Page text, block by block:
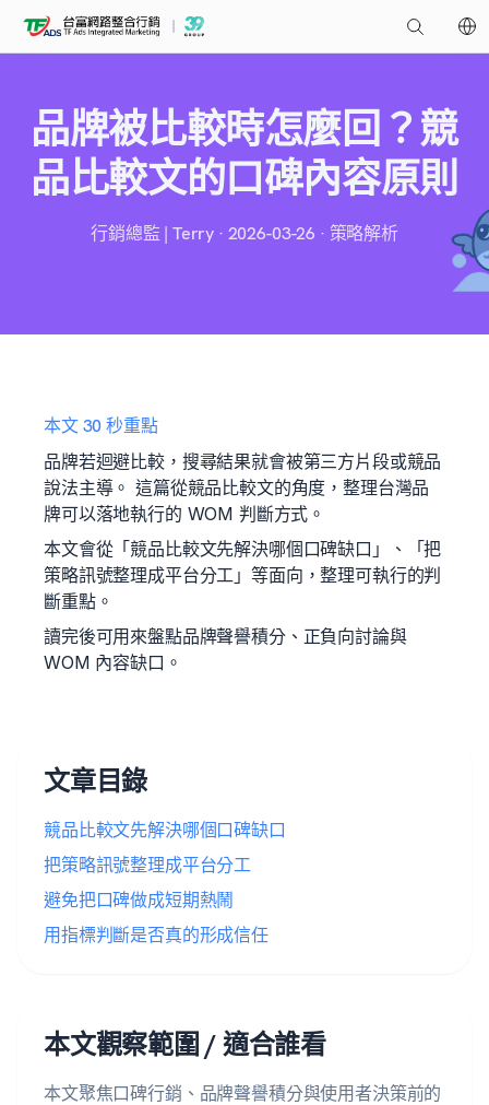
品牌被比較時怎麼回？競
品比較文的口碑內容原則
行銷總監 | Terry · 2026-03-26 · 策略解析
本文 30 秒重點
品牌若迴避比較，搜尋結果就會被第三方片段或競品
說法主導。 這篇從競品比較文的角度，整理台灣品
牌可以落地執行的 WOM 判斷方式。
本文會從「競品比較文先解決哪個口碑缺口」、「把
策略訊號整理成平台分工」等面向，整理可執行的判
斷重點。
讀完後可用來盤點品牌聲譽積分、正負向討論與
WOM 內容缺口。
文章目錄
競品比較文先解決哪個口碑缺口
把策略訊號整理成平台分工
避免把口碑做成短期熱鬧
用指標判斷是否真的形成信任
本文觀察範圍 / 適合誰看
本文聚焦口碑行銷、品牌聲譽積分與使用者決策前的